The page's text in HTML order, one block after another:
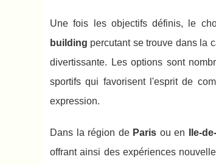
Une fois les objectifs définis, le
building percutant se trouve dans la
divertissante. Les options sont
sportifs qui favorisent l'esprit de
expression.
Dans la région de Paris ou en Ile-
offrant ainsi des expériences